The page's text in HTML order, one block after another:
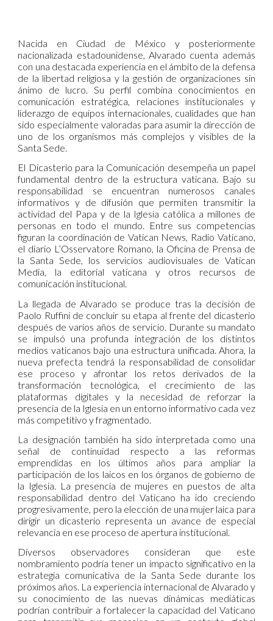
Nacida en Ciudad de México y posteriormente
nacionalizada estadounidense, Alvarado cuenta además
con una destacada experiencia en el ámbito de la defensa
de la libertad religiosa y la gestión de organizaciones sin
ánimo de lucro. Su perfil combina conocimientos en
comunicación estratégica, relaciones institucionales y
liderazgo de equipos internacionales, cualidades que han
sido especialmente valoradas para asumir la dirección de
uno de los organismos más complejos y visibles de la
Santa Sede.
El Dicasterio para la Comunicación desempeña un papel
fundamental dentro de la estructura vaticana. Bajo su
responsabilidad se encuentran numerosos canales
informativos y de difusión que permiten transmitir la
actividad del Papa y de la Iglesia católica a millones de
personas en todo el mundo. Entre sus competencias
figuran la coordinación de Vatican News, Radio Vaticano,
el diario L’Osservatore Romano, la Oficina de Prensa de
la Santa Sede, los servicios audiovisuales de Vatican
Media, la editorial vaticana y otros recursos de
comunicación institucional.
La llegada de Alvarado se produce tras la decisión de
Paolo Ruffini de concluir su etapa al frente del dicasterio
después de varios años de servicio. Durante su mandato
se impulsó una profunda integración de los distintos
medios vaticanos bajo una estructura unificada. Ahora, la
nueva prefecta tendrá la responsabilidad de consolidar
ese proceso y afrontar los retos derivados de la
transformación tecnológica, el crecimiento de las
plataformas digitales y la necesidad de reforzar la
presencia de la Iglesia en un entorno informativo cada vez
más competitivo y fragmentado.
La designación también ha sido interpretada como una
señal de continuidad respecto a las reformas
emprendidas en los últimos años para ampliar la
participación de los laicos en los órganos de gobierno de
la Iglesia. La presencia de mujeres en puestos de alta
responsabilidad dentro del Vaticano ha ido creciendo
progresivamente, pero la elección de una mujer laica para
dirigir un dicasterio representa un avance de especial
relevancia en ese proceso de apertura institucional.
Diversos observadores consideran que este
nombramiento podría tener un impacto significativo en la
estrategia comunicativa de la Santa Sede durante los
próximos años. La experiencia internacional de Alvarado y
su conocimiento de las nuevas dinámicas mediáticas
podrían contribuir a fortalecer la capacidad del Vaticano